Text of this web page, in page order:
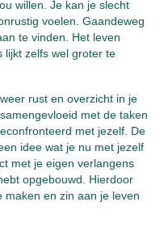
willen. Je kan je slecht
voelen. Gaandeweg
te vinden. Het leven
lijkt zelfs wel groter te
rust en overzicht in je
met de taken
met jezelf. De
idee wat je nu met jezelf
met je eigen verlangens
opgebouwd. Hierdoor
maken en zin aan je leven